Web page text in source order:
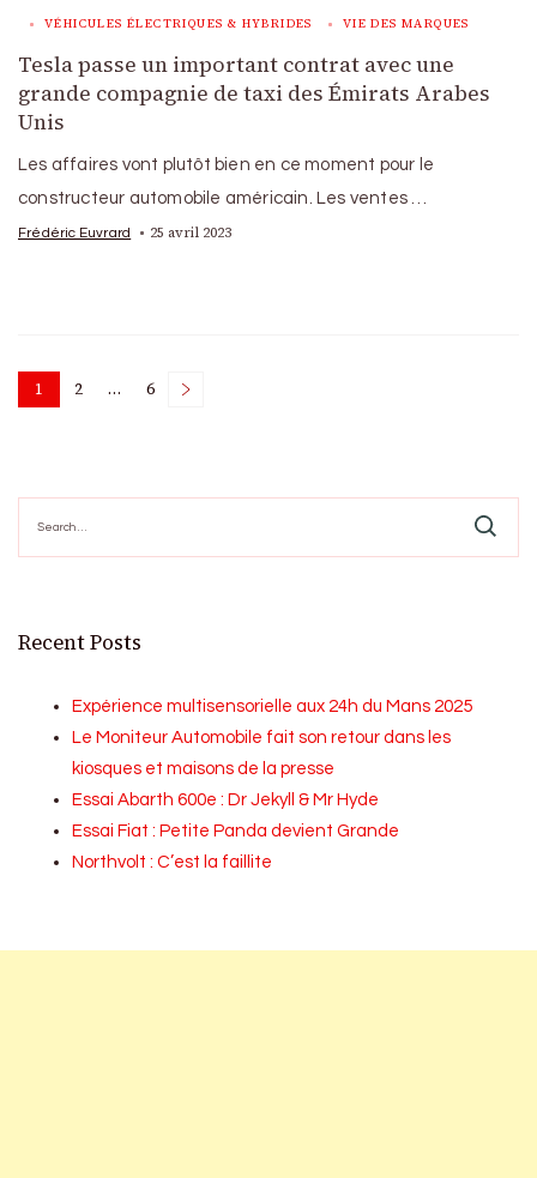
VÉHICULES ÉLECTRIQUES & HYBRIDES VIE DES MARQUES
Tesla passe un important contrat avec une
grande compagnie de taxi des Émirats Arabes
Unis
Les affaires vont plutôt bien en ce moment pour le
constructeur automobile américain. Les ventes …
Frédéric Euvrard 25 avril 2023
Posts
Page
1 Page
2 … Page
6
for:
Recent Posts
Expérience multisensorielle aux 24h du Mans 2025
Le Moniteur Automobile fait son retour dans les
kiosques et maisons de la presse
Essai Abarth 600e : Dr Jekyll & Mr Hyde
Essai Fiat : Petite Panda devient Grande
Northvolt : C’est la faillite